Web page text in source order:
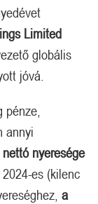
Limited
globális
jóvá.
annyi
nyeresége
2024-es (kilenc
a